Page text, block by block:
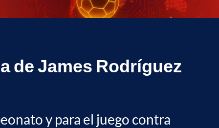
de James Rodríguez
y para el juego contra